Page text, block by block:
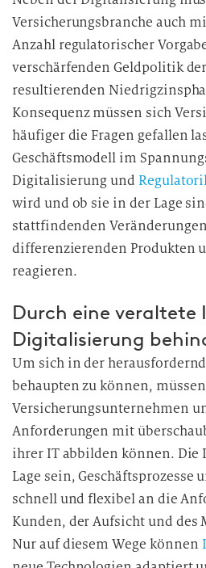
Versicherungsbranche auch
Anzahl regulatorischer
verschärfenden Geldpolitik
resultierenden
Konsequenz müssen sich
häufiger die Fragen gefallen
Geschäftsmodell im
Digitalisierung und
wird und ob sie in der Lage
stattfindenden
differenzierenden Produkten
reagieren.
Durch eine veraltete
Digitalisierung
Um sich in der
behaupten zu können, müssen
Versicherungsunternehmen
Anforderungen mit
ihrer IT abbilden können. Die
Lage sein, Geschäftsprozesse
schnell und flexibel an die
Kunden, der Aufsicht und des
Nur auf diesem Wege können